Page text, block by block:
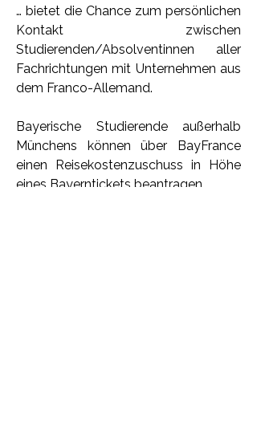
… bietet die Chance zum persönlichen
Kontakt zwischen
Studierenden/Absolventinnen aller
Fachrichtungen mit Unternehmen aus
dem Franco-Allemand.
Bayerische Studierende außerhalb
Münchens können über BayFrance
einen Reisekostenzuschuss in Höhe
eines Bayerntickets beantragen.